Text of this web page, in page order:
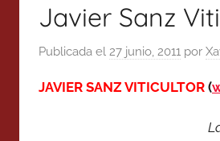
Javier Sanz
Publicada el 27 junio, 2011 por
JAVIER SANZ VITICULTOR (